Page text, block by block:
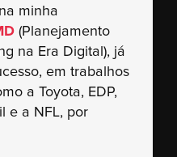
minha
(Planejamento
na Era Digital), já
em trabalhos
a Toyota, EDP,
e a NFL, por